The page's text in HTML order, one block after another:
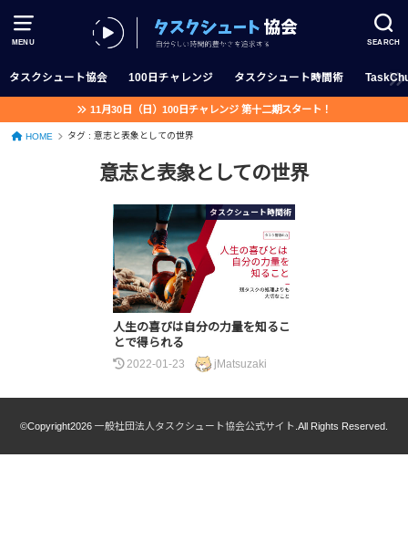
MENU SEARCH
タスクシュート協会 100日チャレンジ タスクシュート時間術
11月30日（日）100日チャレンジ 第十二期スタート！
HOME タグ : 意志と表象としての世界
意志と表象としての世界
タスクシュート時間術
人生の喜びは自分の力量を知るこ
とで得られる
2022-01-23 jMatsuzaki
©Copyright2026 一般社団法人タスクシュート協会公式サイト .All Rights Reserved.